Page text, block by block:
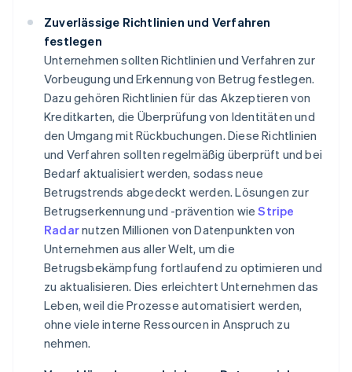
Zuverlässige Richtlinien und Verfahren
festlegen
Unternehmen sollten Richtlinien und Verfahren zur
Vorbeugung und Erkennung von Betrug festlegen.
Dazu gehören Richtlinien für das Akzeptieren von
Kreditkarten, die Überprüfung von Identitäten und
den Umgang mit Rückbuchungen. Diese Richtlinien
und Verfahren sollten regelmäßig überprüft und bei
Bedarf aktualisiert werden, sodass neue
Betrugstrends abgedeckt werden. Lösungen zur
Betrugserkennung und -prävention wieStripe
Radarnutzen Millionen von Datenpunkten von
Unternehmen aus aller Welt, um die
Betrugsbekämpfung fortlaufend zu optimieren und
zu aktualisieren. Dies erleichtert Unternehmen das
Leben, weil die Prozesse automatisiert werden,
ohne viele interne Ressourcen in Anspruch zu
nehmen.